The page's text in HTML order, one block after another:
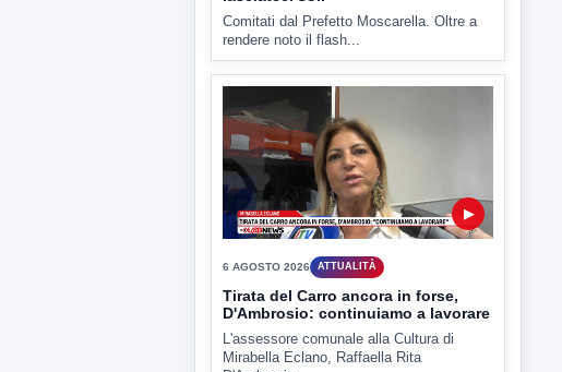
6 AGOSTO 2026 ATTUALITÀ
Tirata del Carro ancora in forse,
D'Ambrosio: continuiamo a lavorare
L'assessore comunale alla Cultura di
Mirabella Eclano, Raffaella Rita
D'Ambrosio,...